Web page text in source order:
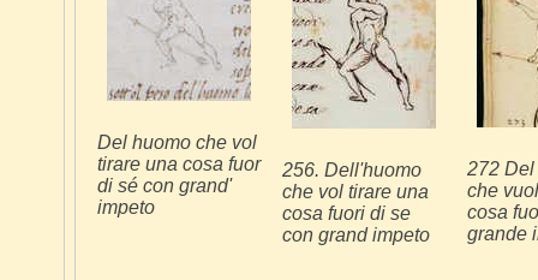
Del huomo che vol
tirare una cosa fuor
di sé con grand'
impeto
256. Dell'huomo
che vol tirare una
cosa fuori di se
con grand impeto
272
che
cosa
grande